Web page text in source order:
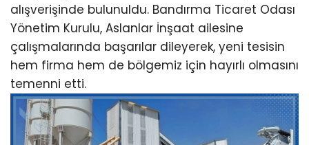
alışverişinde bulunuldu. Bandırma Ticaret Odası
Yönetim Kurulu, Aslanlar İnşaat ailesine
çalışmalarında başarılar dileyerek, yeni tesisin
hem firma hem de bölgemiz için hayırlı olmasını
temenni etti.